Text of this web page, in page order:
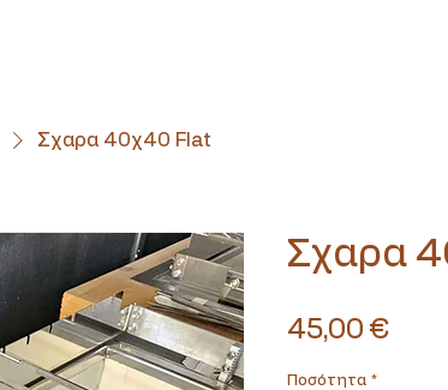
Σχαρα 40χ40 Flat
Σχαρα
45,00 €
Ποσότητα *